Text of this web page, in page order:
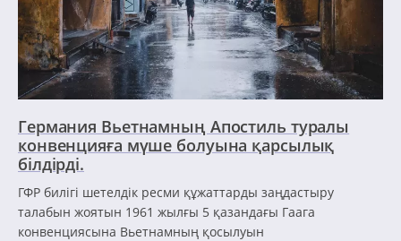
Германия Вьетнамның Апостиль туралы
конвенцияға мүше болуына қарсылық
білдірді.
ГФР билігі шетелдік ресми құжаттарды заңдастыру
талабын жоятын 1961 жылғы 5 қазандағы Гаага
конвенциясына Вьетнамның қосылуын